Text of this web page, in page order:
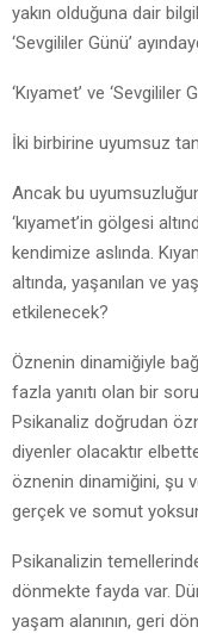
yakın olduğuna dair
‘Sevgililer Günü’
‘Kıyamet’ ve ‘Sevgililer
İki birbirine uyumsuz
Ancak bu
‘kıyamet’in gölgesi
kendimize aslında.
altında, yaşanılan ve
etkilenecek?
Öznenin dinamiğiyle
fazla yanıtı olan bir
Psikanaliz doğrudan
diyenler olacaktır
öznenin dinamiğini, şu
gerçek ve somut
Psikanalizin
dönmekte fayda var.
yaşam alanının, geri